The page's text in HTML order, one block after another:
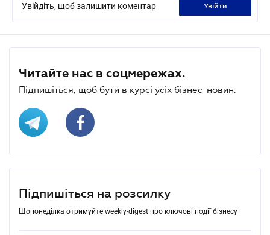
Увійдіть, щоб залишити коментар увійти
Читайте нас в соцмережах.
Підпишіться, щоб бути в курсі усіх бізнес-новин.
Підпишіться на розсилку
Щопонеділка отримуйте weekly-digest про ключові події бізнесу